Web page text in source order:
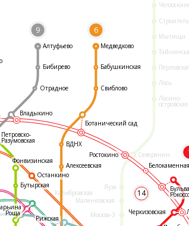
Мытищи
Лось
Лосино-
островская
Северянин
Яуза
Маленковская
Москва-3
Калибровская 14
9 6
Останкино
Медведково
Бабушкинская
Свиблово
ВДНХ
Алексеевская
Рижская
Роща
Фонвизинская
Бутырская
Петровско-
Разумовская
Бибирево
Отрадное
Владыкино
Ботанический сад
Алтуфьево
Ростокино
Черкизовская